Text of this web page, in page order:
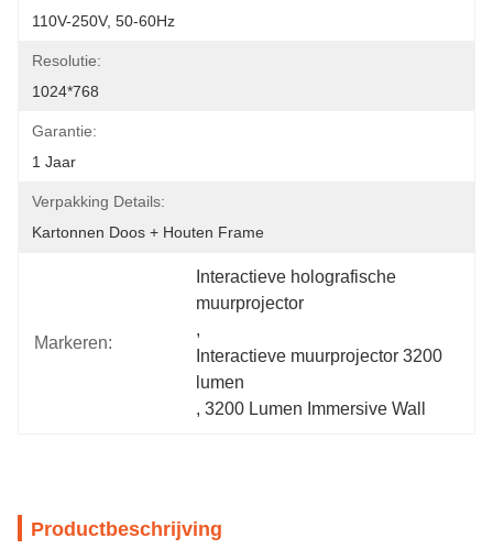
110V-250V, 50-60Hz
Resolutie:
1024*768
Garantie:
1 Jaar
Verpakking Details:
Kartonnen Doos + Houten Frame
Markeren:
Interactieve holografische
muurprojector
,
Interactieve muurprojector 3200
lumen
, 3200 Lumen Immersive Wall
Productbeschrijving